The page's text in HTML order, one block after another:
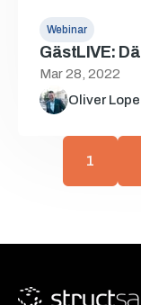
Webinar
GästLIVE:
Mar 28, 2022
Oliver
1